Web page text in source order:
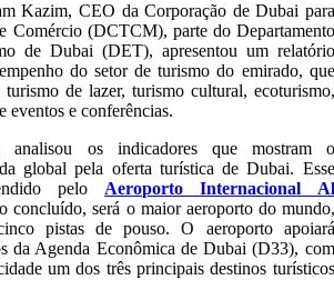
Kazim, CEO da Corporação de Dubai para
Comércio (DCTCM), parte do Departamento
de Dubai (DET), apresentou um relatório
do setor de turismo do emirado, que
de lazer, turismo cultural, ecoturismo,
eventos e conferências.
analisou os indicadores que mostram o
global pela oferta turística de Dubai. Esse
pelo Aeroporto Internacional Al
concluído, será o maior aeroporto do mundo,
pistas de pouso. O aeroporto apoiará
da Agenda Econômica de Dubai (D33), com
um dos três principais destinos turísticos